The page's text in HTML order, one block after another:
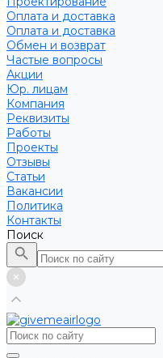
Оплата и доставка
Оплата и доставка
Обмен и возврат
Частые вопросы
Акции
Юр. лицам
Компания
Реквизиты
Работы
Проекты
Отзывы
Статьи
Вакансии
Политика
Контакты
Поиск